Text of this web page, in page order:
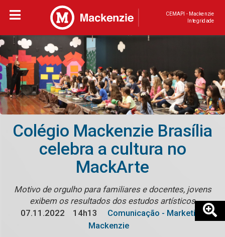
CEMAPI - Mackenzie
Integridade
Colégio Mackenzie Brasília
celebra a cultura no
MackArte
Motivo de orgulho para familiares e docentes, jovens
exibem os resultados dos estudos artísticos
07.11.2022
14h13
Comunicação - Marketing
Mackenzie